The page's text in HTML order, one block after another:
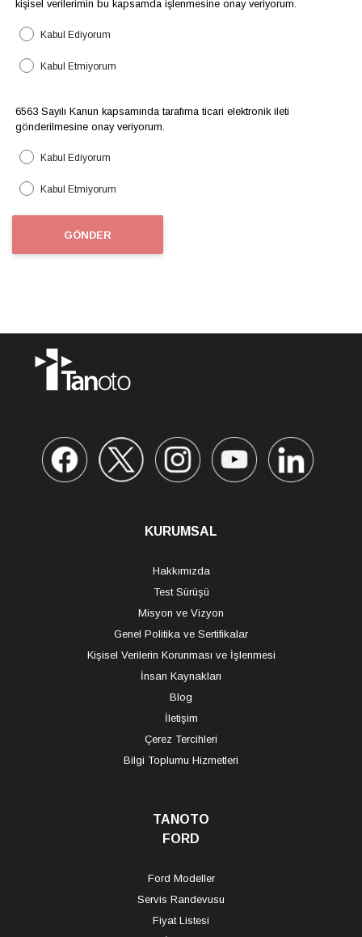
kişisel verilerimin bu kapsamda işlenmesine onay veriyorum.
Kabul Ediyorum
Kabul Etmiyorum
6563 Sayılı Kanun kapsamında tarafıma ticari elektronik ileti
gönderilmesine onay veriyorum.
Kabul Ediyorum
Kabul Etmiyorum
GÖNDER
KURUMSAL
Hakkımızda
Test Sürüşü
Misyon ve Vizyon
Genel Politika ve Sertifikalar
Kişisel Verilerin Korunması ve İşlenmesi
İnsan Kaynakları
Blog
İletişim
Çerez Tercihleri
Bilgi Toplumu Hizmetleri
TANOTO
FORD
Ford Modeller
Servis Randevusu
Fiyat Listesi